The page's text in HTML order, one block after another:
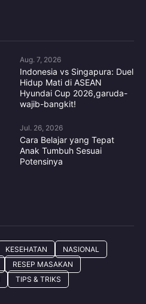
Aug. 7, 2026
Indonesia vs Singapura: Duel
Hidup Mati di ASEAN
Hyundai Cup 2026,garuda-
wajib-bangkit!
Jul. 26, 2026
Cara Belajar yang Tepat
Anak Tumbuh Sesuai
Potensinya
KESEHATAN
NASIONAL
RESEP MASAKAN
TIPS & TRIKS